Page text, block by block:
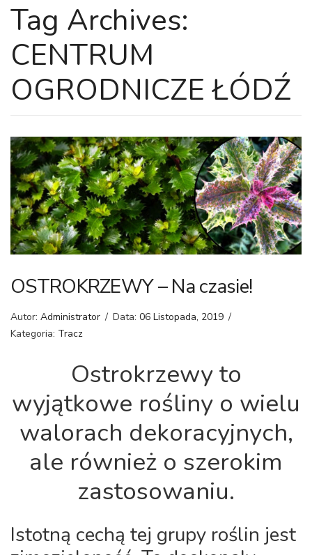
Tag Archives:
CENTRUM
OGRODNICZE ŁÓDŹ
OSTROKRZEWY – Na czasie!
Autor: Administrator / Data: 06 Listopada, 2019 /
Kategoria: Tracz
Ostrokrzewy to
wyjątkowe rośliny o wielu
walorach dekoracyjnych,
ale również o szerokim
zastosowaniu.
Istotną cechą tej grupy roślin jest